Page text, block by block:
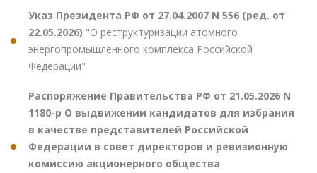
Указ Президента РФ от 27.04.2007 N 556 (ред. от
22.05.2026) "О реструктуризации атомного
энергопромышленного комплекса Российской
Федерации"
Распоряжение Правительства РФ от 21.05.2026 N
1180-р О выдвижении кандидатов для избрания
в качестве представителей Российской
Федерации в совет директоров и ревизионную
комиссию акционерного общества